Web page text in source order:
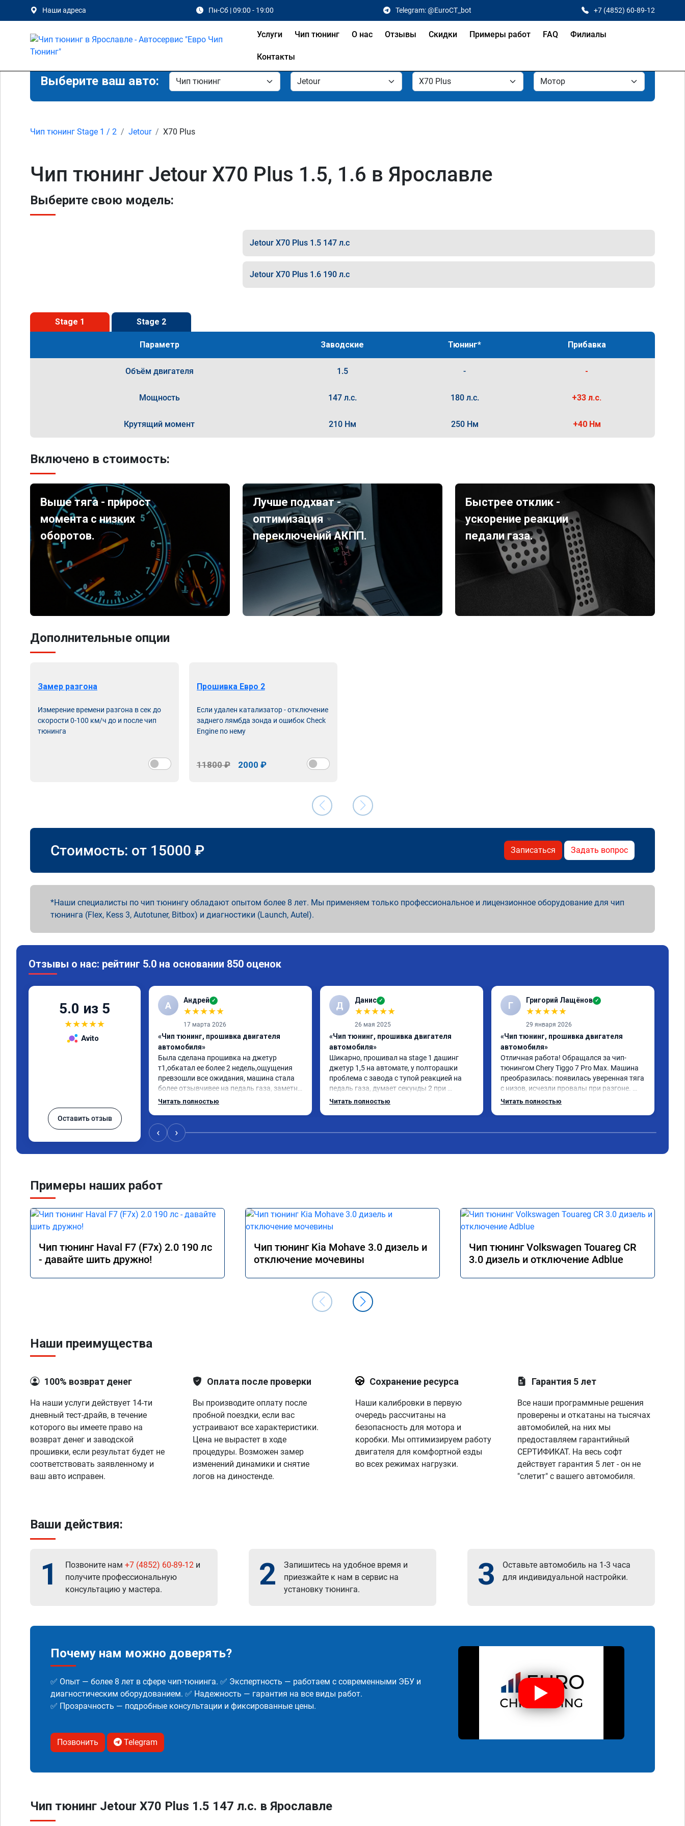
Наши адреса Пн-Сб | 09:00 - 19:00 Telegram: @EuroCT_bot +7 (4852) 60-89-12
Услуги Чип тюнинг О нас Отзывы Скидки Примеры работ FAQ Филиалы
Контакты
Выберите ваш авто:
Чип тюнинг Stage 1 / 2 Jetour X70 Plus
Чип тюнинг Jetour X70 Plus 1.5, 1.6 в Ярославле
Выберите свою модель:
Jetour X70 Plus 1.5 147 л.с
Jetour X70 Plus 1.6 190 л.с
Stage 1 Stage 2
Параметр Заводские Тюнинг* Прибавка
Объём двигателя 1.5 - -
Мощность 147 л.с. 180 л.с. +33 л.с.
Крутящий момент 210 Нм 250 Нм +40 Нм
Включено в стоимость:
Выше тяга - прирост
момента с низких
оборотов.
Лучше подхват -
оптимизация
переключений АКПП.
Быстрее отклик -
ускорение реакции
педали газа.
Дополнительные опции
Замер разгона
Измерение времени разгона в сек до
скорости 0-100 км/ч до и после чип
тюнинга
Прошивка Евро 2
Если удален катализатор - отключение
заднего лямбда зонда и ошибок Check
Engine по нему
11800 ₽ 2000 ₽
Стоимость: от 15000 ₽ Записаться Задать вопрос
Наши специалисты по чип тюнингу обладают опытом более 8 лет. Мы применяем только профессиональное и лицензионное оборудование для чип
тюнинга (Flex, Kess 3, Autotuner, Bitbox) и диагностики (Launch, Autel).
Отзывы о нас: рейтинг 5.0 на основании 850 оценок
5.0 из 5
★★★★★
Avito
Оставить отзыв
А Андрей ✓
★★★★★
17 марта 2026
«Чип тюнинг, прошивка двигателя
автомобиля»
Была сделана прошивка на джетур
т1,обкатал ее более 2 недель,ощущения
превзошли все ожидания, машина стала
более отзывчивее на педаль газа, заметно
прибавила в динамике, по расходу
номер сертификата, результатом доволен,
рекомендую данных ребят.
Читать полностью
Д Данис ✓
★★★★★
26 мая 2025
«Чип тюнинг, прошивка двигателя
автомобиля»
Шикарно, прошивал на stage 1 дашинг
джетур 1,5 на автомате, у полторашки
проблема с завода с тупой реакцией на
педаль газа, думает секунды 2 при
нажатии - обратился к ребятам,
однозначно 🤝
Читать полностью
Г Григорий Лащёнов ✓
★★★★★
29 января 2026
«Чип тюнинг, прошивка двигателя
автомобиля»
Отличная работа! Обращался за чип-
тюнингом Chery Tiggo 7 Pro Max. Машина
преобразилась: появилась уверенная тяга
с низов, исчезли провалы при разгоне.
Расход в спокойном режиме даже немного
Читать полностью
‹ ›
Примеры наших работ
Чип тюнинг Haval F7 (F7x) 2.0 190 лс
- давайте шить дружно!
Чип тюнинг Kia Mohave 3.0 дизель и
отключение мочевины
Чип тюнинг Volkswagen Touareg CR
3.0 дизель и отключение Adblue
Наши преимущества
100% возврат денег
На наши услуги действует 14-ти
дневный тест-драйв, в течение
которого вы имеете право на
возврат денег и заводской
прошивки, если результат будет не
соответствовать заявленному и
ваш авто исправен.
Оплата после проверки
Вы производите оплату после
пробной поездки, если вас
устраивают все характеристики.
Цена не вырастет в ходе
процедуры. Возможен замер
изменений динамики и снятие
логов на диностенде.
Сохранение ресурса
Наши калибровки в первую
очередь рассчитаны на
безопасность для мотора и
коробки. Мы оптимизируем работу
двигателя для комфортной езды
во всех режимах нагрузки.
Гарантия 5 лет
Все наши программные решения
проверены и откатаны на тысячах
автомобилей, на них мы
предоставляем гарантийный
СЕРТИФИКАТ. На весь софт
действует гарантия 5 лет - он не
"слетит" с вашего автомобиля.
Ваши действия:
1 Позвоните нам +7 (4852) 60-89-12 и
получите профессиональную
консультацию у мастера.
2
Запишитесь на удобное время и
приезжайте к нам в сервис на
установку тюнинга.
3
Оставьте автомобиль на 1-3 часа
для индивидуальной настройки.
Почему нам можно доверять?
✅ Опыт — более 8 лет в сфере чип-тюнинга. ✅ Экспертность — работаем с современными ЭБУ и
диагностическим оборудованием. ✅ Надежность — гарантия на все виды работ.
✅ Прозрачность — подробные консультации и фиксированные цены.
Позвонить Telegram
Чип тюнинг Jetour X70 Plus 1.5 147 л.с. в Ярославле